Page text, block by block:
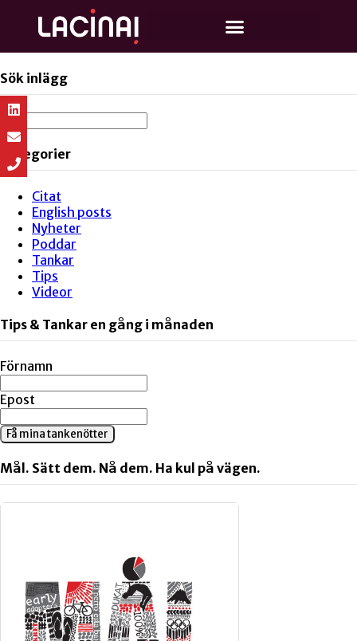
Sök inlägg
Kategorier
Citat
English posts
Nyheter
Poddar
Tankar
Tips
Videor
Tips & Tankar en gång i månaden
Förnamn
Epost
Få mina tankenötter
Mål. Sätt dem. Nå dem. Ha kul på vägen.